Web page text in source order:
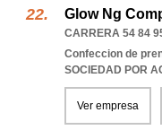
Glow Ng
CARRERA 54 84
Confeccion de
SOCIEDAD POR
Ver empresa